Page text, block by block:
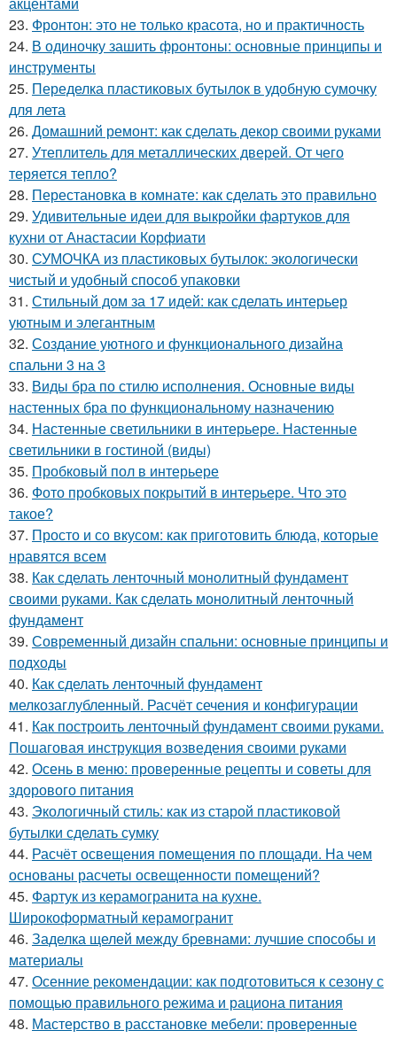
23. Фронтон: это не только красота, но и практичность
24. В одиночку зашить фронтоны: основные принципы и
инструменты
25. Переделка пластиковых бутылок в удобную сумочку
для лета
26. Домашний ремонт: как сделать декор своими руками
27. Утеплитель для металлических дверей. От чего
теряется тепло?
28. Перестановка в комнате: как сделать это правильно
29. Удивительные идеи для выкройки фартуков для
кухни от Анастасии Корфиати
30. СУМОЧКА из пластиковых бутылок: экологически
чистый и удобный способ упаковки
31. Стильный дом за 17 идей: как сделать интерьер
уютным и элегантным
32. Создание уютного и функционального дизайна
спальни 3 на 3
33. Виды бра по стилю исполнения. Основные виды
настенных бра по функциональному назначению
34. Настенные светильники в интерьере. Настенные
светильники в гостиной (виды)
35. Пробковый пол в интерьере
36. Фото пробковых покрытий в интерьере. Что это
такое?
37. Просто и со вкусом: как приготовить блюда, которые
нравятся всем
38. Как сделать ленточный монолитный фундамент
своими руками. Как сделать монолитный ленточный
фундамент
39. Современный дизайн спальни: основные принципы и
подходы
40. Как сделать ленточный фундамент
мелкозаглубленный. Расчёт сечения и конфигурации
41. Как построить ленточный фундамент своими руками.
Пошаговая инструкция возведения своими руками
42. Осень в меню: проверенные рецепты и советы для
здорового питания
43. Экологичный стиль: как из старой пластиковой
бутылки сделать сумку
44. Расчёт освещения помещения по площади. На чем
основаны расчеты освещенности помещений?
45. Фартук из керамогранита на кухне.
Широкоформатный керамогранит
46. Заделка щелей между бревнами: лучшие способы и
материалы
47. Осенние рекомендации: как подготовиться к сезону с
помощью правильного режима и рациона питания
48. Мастерство в расстановке мебели: проверенные